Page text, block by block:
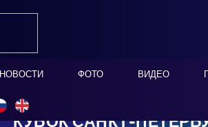
НОВОСТИ ФОТО ВИДЕО
КУБОК САНКТ-